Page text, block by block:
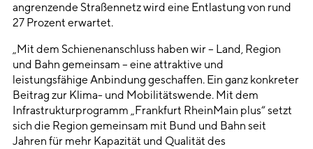
angrenzende Straßennetz wird eine Entlastung von rund
27 Prozent erwartet.
„Mit dem Schienenanschluss haben wir – Land, Region
und Bahn gemeinsam – eine attraktive und
leistungsfähige Anbindung geschaffen. Ein ganz konkreter
Beitrag zur Klima- und Mobilitätswende. Mit dem
Infrastrukturprogramm „Frankfurt RheinMain plus“ setzt
sich die Region gemeinsam mit Bund und Bahn seit
Jahren für mehr Kapazität und Qualität des